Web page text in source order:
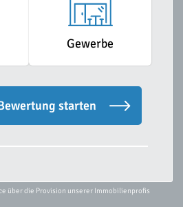
Gewerbe
starten
über die Provision unserer Immobilienprofis